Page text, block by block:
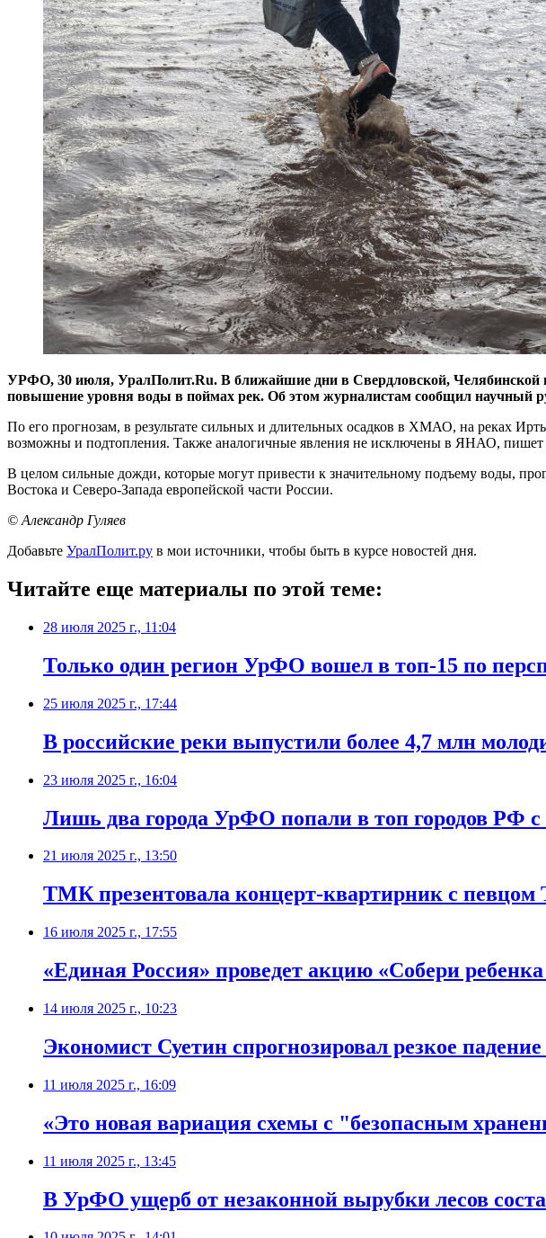
УРФО, 30 июля, УралПолит.Ru. В ближайшие дни в Свердловской, Челябинской и
повышение уровня воды в поймах рек. Об этом журналистам сообщил научный
По его прогнозам, в результате сильных и длительных осадков в ХМАО, на реках
возможны и подтопления. Также аналогичные явления не исключены в ЯНАО,
В целом сильные дожди, которые могут привести к значительному подъему воды,
Востока и Северо-Запада европейской части России.
© Александр Гуляев
Добавьте УралПолит.ру в мои источники, чтобы быть в курсе новостей дня.
Читайте еще материалы по этой теме:
28 июля 2025 г., 11:04
Только один регион УрФО вошел в топ-15 по
25 июля 2025 г., 17:44
В российские реки выпустили более 4,7 млн
23 июля 2025 г., 16:04
Лишь два города УрФО попали в топ городов РФ
21 июля 2025 г., 13:50
ТМК презентовала концерт-квартирник с
16 июля 2025 г., 17:55
«Единая Россия» проведет акцию «Собери
14 июля 2025 г., 10:23
Экономист Суетин спрогнозировал резкое
11 июля 2025 г., 16:09
«Это новая вариация схемы с "безопасным
11 июля 2025 г., 13:45
В УрФО ущерб от незаконной вырубки лесов